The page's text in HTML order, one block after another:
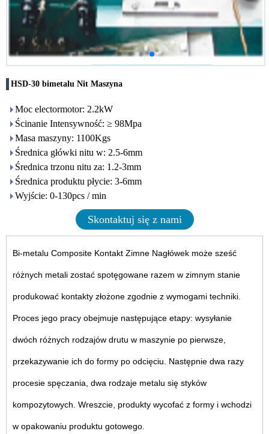
HSD-30 bimetalu Nit Maszyna
Moc electormotor: 2.2kW
Ścinanie Intensywność: ≥ 98Mpa
Masa maszyny: 1100Kgs
Średnica główki nitu w: 2.5-6mm
Średnica trzonu nitu za: 1.2-3mm
Średnica produktu płycie: 3-6mm
Wyjście: 0-130pcs / min
Skontaktuj się z nami
Bi-metalu Composite Kontakt Zimne Nagłówek może sześć
różnych metali zostać spotęgowane razem w zimnym stanie
produkować kontakty złożone zgodnie z wymogami techniki.
Proces jego pracy obejmuje następujące etapy: wysyłanie
dwóch różnych rodzajów drutu w maszynie po pierwsze,
przekazywanie ich do formy po odcięciu. Następnie dwa razy
procesie spęczania, dwa rodzaje metalu się styków
kompozytowych. Wreszcie, produkty wycofać z formy i wchodzi
w opakowaniu produktu gotowego.